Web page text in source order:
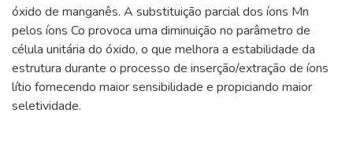
óxido de manganês. A substituição parcial dos íons Mn
pelos íons Co provoca uma diminuição no parâmetro de
célula unitária do óxido, o que melhora a estabilidade da
estrutura durante o processo de inserção/extração de íons
lítio fornecendo maior sensibilidade e propiciando maior
seletividade.